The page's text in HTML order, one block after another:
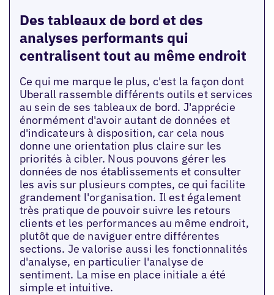
Des tableaux de bord et des
analyses performants qui
centralisent tout au même endroit
Ce qui me marque le plus, c'est la façon dont
Uberall rassemble différents outils et services
au sein de ses tableaux de bord. J'apprécie
énormément d'avoir autant de données et
d'indicateurs à disposition, car cela nous
donne une orientation plus claire sur les
priorités à cibler. Nous pouvons gérer les
données de nos établissements et consulter
les avis sur plusieurs comptes, ce qui facilite
grandement l'organisation. Il est également
très pratique de pouvoir suivre les retours
clients et les performances au même endroit,
plutôt que de naviguer entre différentes
sections. Je valorise aussi les fonctionnalités
d'analyse, en particulier l'analyse de
sentiment. La mise en place initiale a été
simple et intuitive.